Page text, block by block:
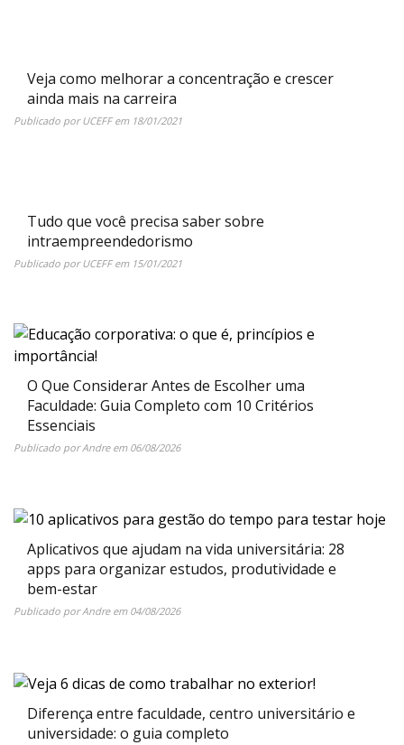
Veja como melhorar a concentração e crescer
ainda mais na carreira
Publicado porUCEFFem 18/01/2021
Tudo que você precisa saber sobre
intraempreendedorismo
Publicado porUCEFFem 15/01/2021
O Que Considerar Antes de Escolher uma
Faculdade: Guia Completo com 10 Critérios
Essenciais
Publicado porAndreem 06/08/2026
Aplicativos que ajudam na vida universitária: 28
apps para organizar estudos, produtividade e
bem-estar
Publicado porAndreem 04/08/2026
Diferença entre faculdade, centro universitário e
universidade: o guia completo